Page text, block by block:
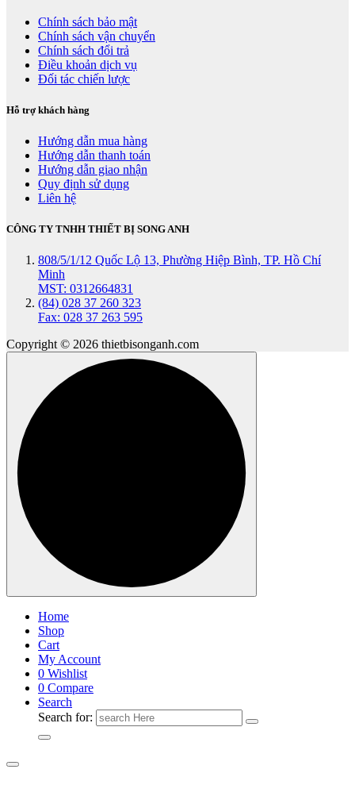
Chính sách bảo mật
Chính sách vận chuyển
Chính sách đổi trả
Điều khoản dịch vụ
Đối tác chiến lược
Hỗ trợ khách hàng
Hướng dẫn mua hàng
Hướng dẫn thanh toán
Hướng dẫn giao nhận
Quy định sử dụng
Liên hệ
CÔNG TY TNHH THIẾT BỊ SONG ANH
808/5/1/12 Quốc Lộ 13, Phường Hiệp Bình, TP. Hồ Chí
Minh
MST: 0312664831
(84) 028 37 260 323
Fax: 028 37 263 595
Copyright © 2026 thietbisonganh.com
Home
Shop
Cart
My Account
0 Wishlist
0 Compare
Search
Search for: